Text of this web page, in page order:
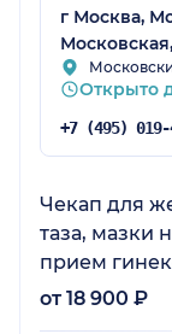
(насколько
Москве за
среднего, чем
скрининга
3000р,
г Москва,
Открыто
Чекап для
таза, мазки
прием
от 18 900 ₽